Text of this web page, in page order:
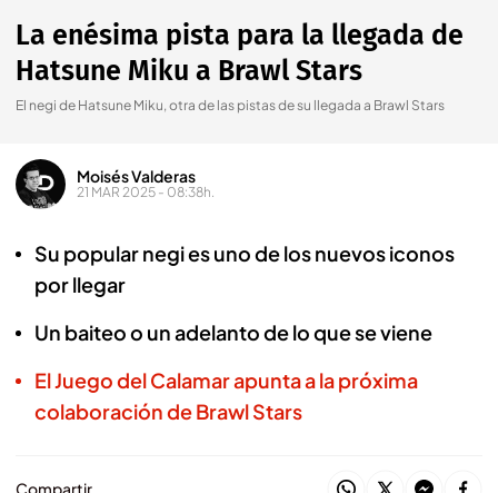
La enésima pista para la llegada de
Hatsune Miku a Brawl Stars
El negi de Hatsune Miku, otra de las pistas de su llegada a Brawl Stars
Moisés Valderas
21 MAR 2025 - 08:38h.
Su popular negi es uno de los nuevos iconos
por llegar
Un baiteo o un adelanto de lo que se viene
El Juego del Calamar apunta a la próxima
colaboración de Brawl Stars
Compartir